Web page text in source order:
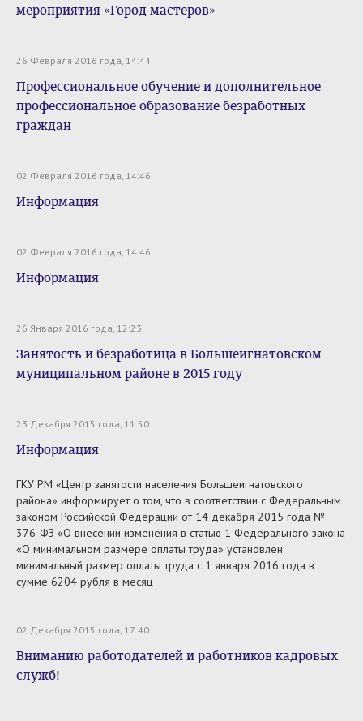
мероприятия «Город мастеров»
26 Февраля 2016 года, 14:44
Профессиональное обучение и дополнительное
профессиональное образование безработных
граждан
02 Февраля 2016 года, 14:46
Информация
02 Февраля 2016 года, 14:46
Информация
26 Января 2016 года, 12:23
Занятость и безработица в Большеигнатовском
муниципальном районе в 2015 году
23 Декабря 2015 года, 11:50
Информация
ГКУ РМ «Центр занятости населения Большеигнатовского
района» информирует о том, что в соответствии с Федеральным
законом Российской Федерации от 14 декабря 2015 года №
376-ФЗ «О внесении изменения в статью 1 Федерального закона
«О минимальном размере оплаты труда» установлен
минимальный размер оплаты труда с 1 января 2016 года в
сумме 6204 рубля в месяц
02 Декабря 2015 года, 17:40
Вниманию работодателей и работников кадровых
служб!